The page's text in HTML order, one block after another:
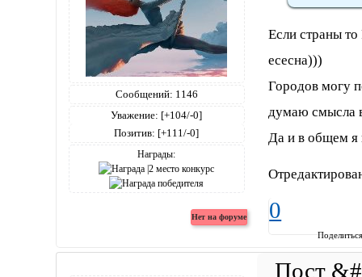
Сообщений: 1146
Уважение: [+104/-0]
Позитив: [+111/-0]
Награды:
Если страны
есесна)))
Городов могу
думаю смысла
Да и в общем я
0